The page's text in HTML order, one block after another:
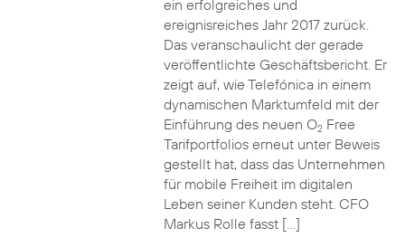
ein erfolgreiches und
ereignisreiches Jahr 2017 zurück.
Das veranschaulicht der gerade
veröffentlichte Geschäftsbericht. Er
zeigt auf, wie Telefónica in einem
dynamischen Marktumfeld mit der
Einführung des neuen O2Free
Tarifportfolios erneut unter Beweis
gestellt hat, dass das Unternehmen
für mobile Freiheit im digitalen
Leben seiner Kunden steht. CFO
Markus Rolle fasst […]